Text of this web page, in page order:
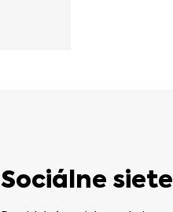
Sociálne siete